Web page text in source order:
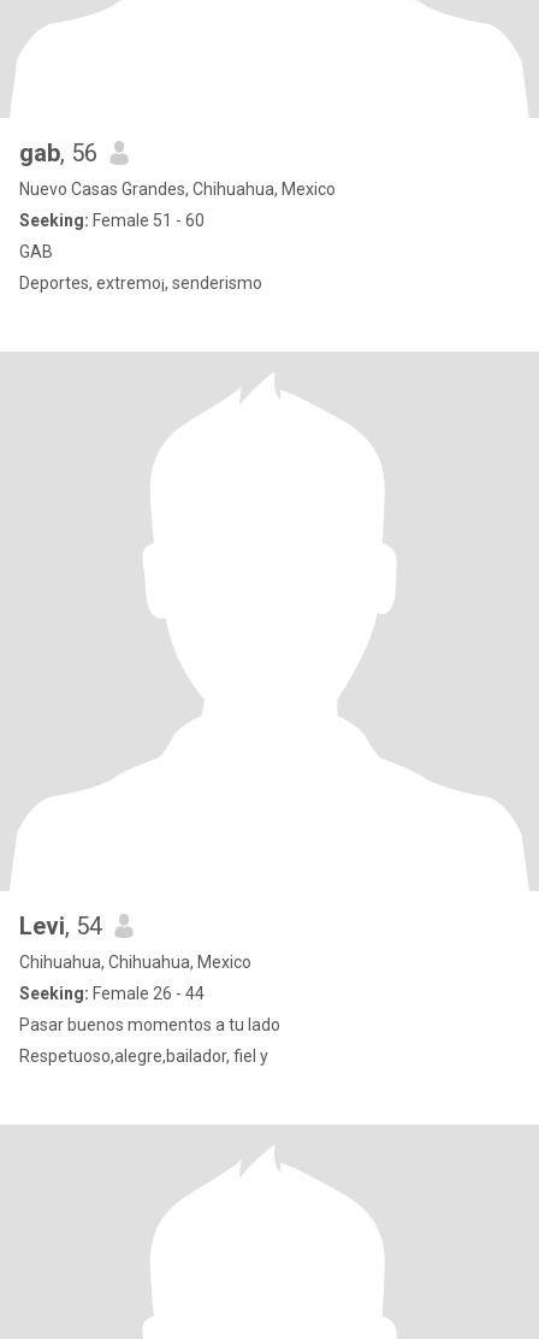
gab, 56
Nuevo Casas Grandes, Chihuahua, Mexico
Seeking: Female 51 - 60
GAB
Deportes, extremo¡, senderismo
Levi, 54
Chihuahua, Chihuahua, Mexico
Seeking: Female 26 - 44
Pasar buenos momentos a tu lado
Respetuoso,alegre,bailador, fiel y